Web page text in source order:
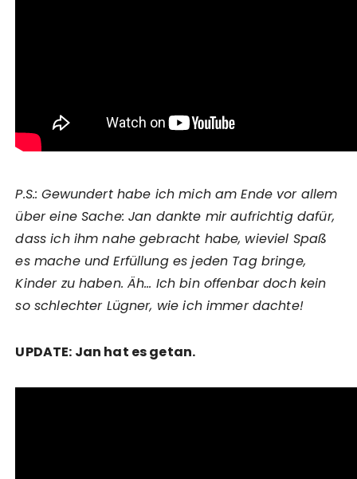
P.S.: Gewundert habe ich mich am Ende vor allem
über eine Sache: Jan dankte mir aufrichtig dafür,
dass ich ihm nahe gebracht habe, wieviel Spaß
es mache und Erfüllung es jeden Tag bringe,
Kinder zu haben. Äh… Ich bin offenbar doch kein
so schlechter Lügner, wie ich immer dachte!
UPDATE: Jan hat es getan.